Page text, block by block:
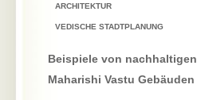
ARCHITEKTUR
VEDISCHE STADTPLANUNG
Beispiele von nachhaltigen
Maharishi Vastu Gebäuden